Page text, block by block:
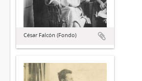
César Falcón (Fondo)